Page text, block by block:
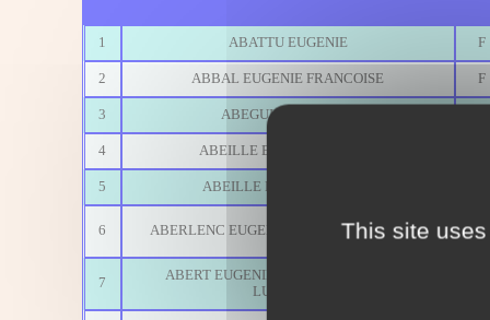
1 ABATTU EUGENIE F
2 ABBAL EUGENIE FRANCOISE F
3 ABEGUILE EUGENIE
4 ABEILLE EUGENIE CELINA
5 ABEILLE EUGENIE MARIE
6 ABERLENC EUGENIE MARGUERITE ELISE F
7
ABERT EUGENIE MARIE CHARLOTTE
LUCIENNE
This site